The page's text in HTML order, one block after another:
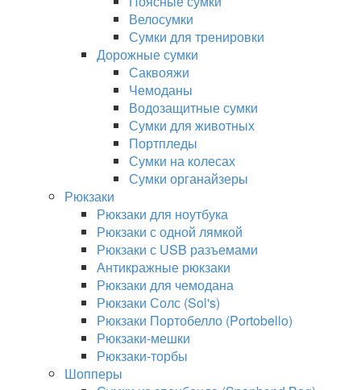
Велосумки
Сумки для тренировки
Дорожные сумки
Саквояжи
Чемоданы
Водозащитные сумки
Сумки для животных
Портпледы
Сумки на колесах
Сумки органайзеры
Рюкзаки
Рюкзаки для ноутбука
Рюкзаки с одной лямкой
Рюкзаки с USB разъемами
Антикражные рюкзаки
Рюкзаки для чемодана
Рюкзаки Солс (Sol's)
Рюкзаки Портобелло (Portobello)
Рюкзаки-мешки
Рюкзаки-торбы
Шопперы